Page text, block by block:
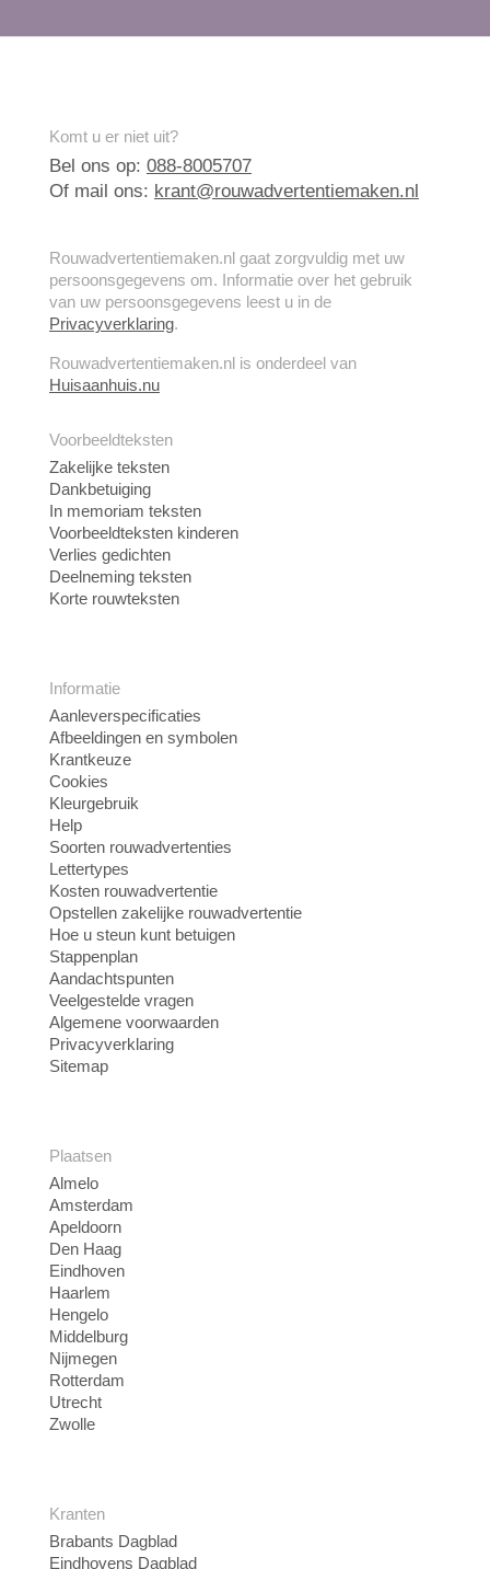
Komt u er niet uit?
Bel ons op: 088-8005707
Of mail ons: krant@rouwadvertentiemaken.nl
Rouwadvertentiemaken.nl gaat zorgvuldig met uw
persoonsgegevens om. Informatie over het gebruik
van uw persoonsgegevens leest u in de
Privacyverklaring.
Rouwadvertentiemaken.nl is onderdeel van
Huisaanhuis.nu
Voorbeeldteksten
Zakelijke teksten
Dankbetuiging
In memoriam teksten
Voorbeeldteksten kinderen
Verlies gedichten
Deelneming teksten
Korte rouwteksten
Informatie
Aanleverspecificaties
Afbeeldingen en symbolen
Krantkeuze
Cookies
Kleurgebruik
Help
Soorten rouwadvertenties
Lettertypes
Kosten rouwadvertentie
Opstellen zakelijke rouwadvertentie
Hoe u steun kunt betuigen
Stappenplan
Aandachtspunten
Veelgestelde vragen
Algemene voorwaarden
Privacyverklaring
Sitemap
Plaatsen
Almelo
Amsterdam
Apeldoorn
Den Haag
Eindhoven
Haarlem
Hengelo
Middelburg
Nijmegen
Rotterdam
Utrecht
Zwolle
Kranten
Brabants Dagblad
Eindhovens Dagblad